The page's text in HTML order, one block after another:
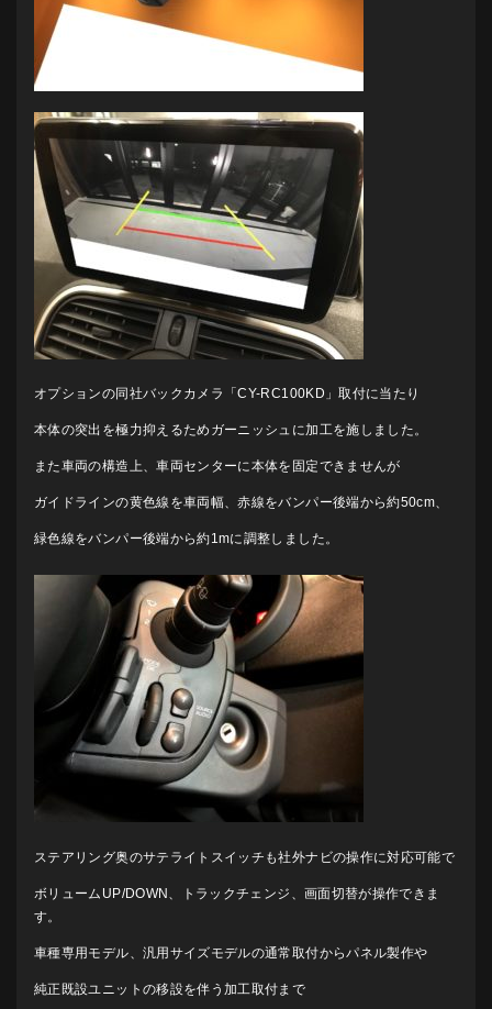
オプションの同社バックカメラ「CY-RC100KD」取付に当たり
本体の突出を極力抑えるためガーニッシュに加工を施しました。
また車両の構造上、車両センターに本体を固定できませんが
ガイドラインの黄色線を車両幅、赤線をバンパー後端から約50cm、
緑色線をバンパー後端から約1mに調整しました。
ステアリング奥のサテライトスイッチも社外ナビの操作に対応可能で
ボリュームUP/DOWN、トラックチェンジ、画面切替が操作できま
す。
車種専用モデル、汎用サイズモデルの通常取付からパネル製作や
純正既設ユニットの移設を伴う加工取付まで